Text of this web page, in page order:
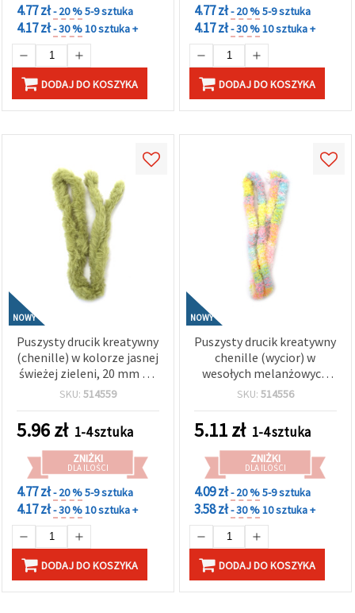
4.77 zł- 20 %5-9 sztuka
4.17 zł- 30 %10 sztuka +
DODAJ DO KOSZYKA
4.77 zł- 20 %5-9 sztuka
4.17 zł- 30 %10 sztuka +
DODAJ DO KOSZYKA
NOWY
Puszysty drucik kreatywny
(chenille) w kolorze jasnej
świeżej zieleni, 20 mm × 1
m – idealny do dekoracji,
plastycznych i DIY
SKU: 514559
5.96zł 1-4 sztuka
ZNIŻKI
DLA ILOŚCI
4.77 zł- 20 %5-9 sztuka
4.17 zł- 30 %10 sztuka +
DODAJ DO KOSZYKA
NOWY
Puszysty drucik kreatywny
chenille (wycior) w
wesołych melanżowych
odcieniach żółtego,
jasnoniebieskiego, mix
kolorów, 20 mm × 1 m –
do rękodzieła, dekoracji i
projektów DIY
SKU: 514556
5.11zł 1-4 sztuka
ZNIŻKI
DLA ILOŚCI
4.09 zł- 20 %5-9 sztuka
3.58 zł- 30 %10 sztuka +
DODAJ DO KOSZYKA